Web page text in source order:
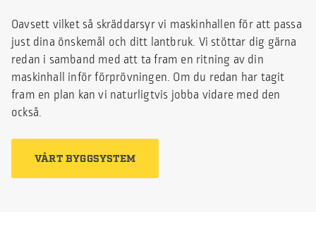
Oavsett vilket så skräddarsyr vi maskinhallen för att passa
just dina önskemål och ditt lantbruk. Vi stöttar dig gärna
redan i samband med att ta fram en ritning av din
maskinhall inför förprövningen. Om du redan har tagit
fram en plan kan vi naturligtvis jobba vidare med den
också.
VÅRT BYGGSYSTEM